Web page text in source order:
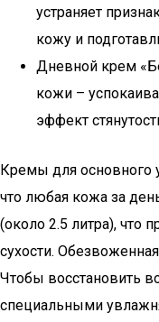
устраняет
кожу и
Дневной крем
кожи –
эффект
Кремы для основного
что любая кожа за
(около 2.5 литра), что
сухости.
Чтобы восстановить
специальными